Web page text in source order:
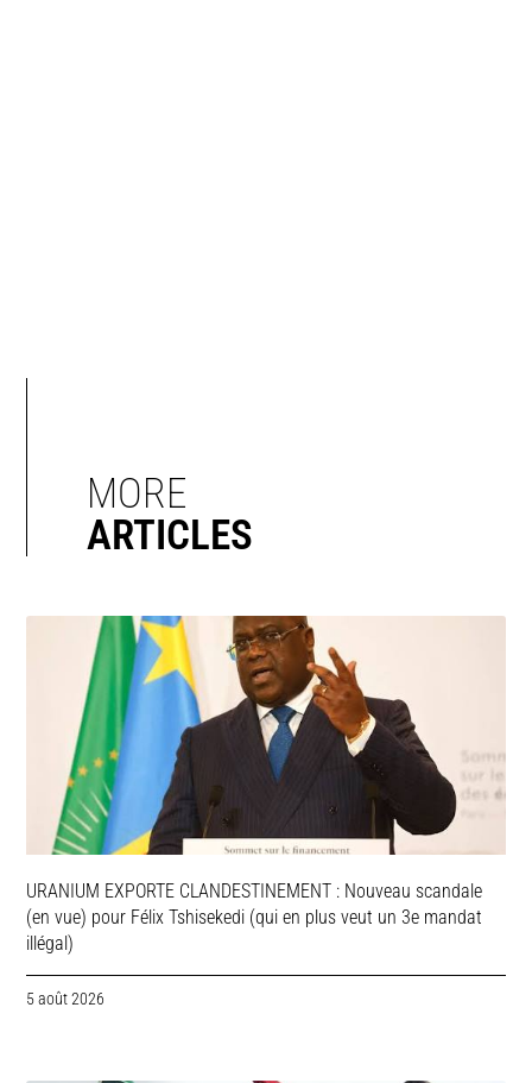
MORE
ARTICLES
URANIUM EXPORTE CLANDESTINEMENT : Nouveau scandale
(en vue) pour Félix Tshisekedi (qui en plus veut un 3e mandat
illégal)
5 août 2026